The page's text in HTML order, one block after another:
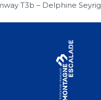
T3b – Delphine Seyrig